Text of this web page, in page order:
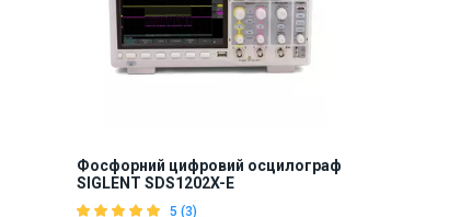
Фосфорний цифровий осцилограф
SIGLENT SDS1202X-E
5 (3)